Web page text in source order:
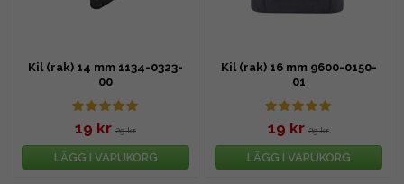
Kil (rak) 14 mm 1134-0323-
00
19 kr 29 kr
LÄGG I VARUKORG
Kil (rak) 16 mm 9600-0150-
01
19 kr 29 kr
LÄGG I VARUKORG